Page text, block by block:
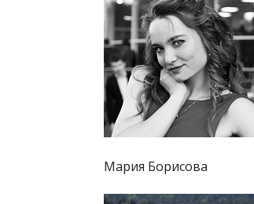
Мария Борисова